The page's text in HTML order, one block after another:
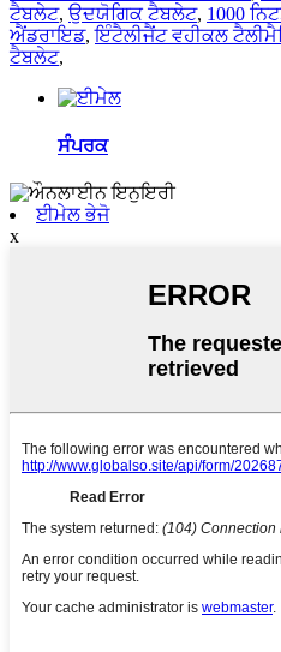
ਟੈਬਲੇਟ, ਉਦਯੋਗਿਕ ਟੈਬਲੇਟ, 1000
ਐਂਡਰਾਇਡ,ਇੰਟੈਲੀਜੈਂਟ ਵਹੀਕਲ
ਟੈਬਲੇਟ,
ਸੰਪਰਕ
ਈਮੇਲ ਭੇਜੋ
x